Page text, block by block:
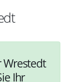
Wrestedt
Ihr